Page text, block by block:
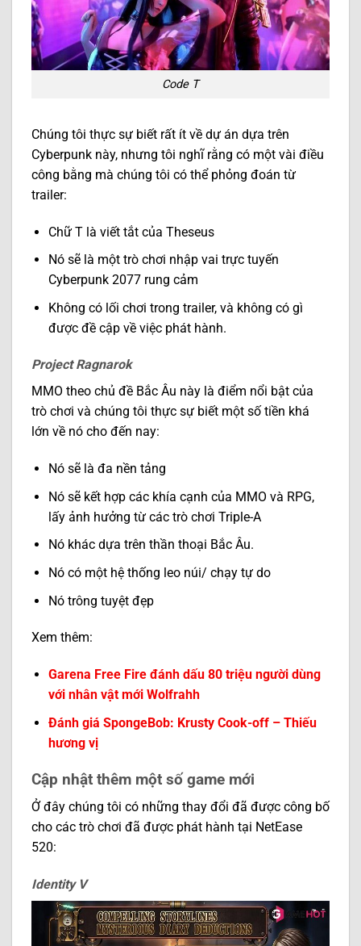
Code T
Chúng tôi thực sự biết rất ít về dự án dựa trên
Cyberpunk này, nhưng tôi nghĩ rằng có một vài điều
công bằng mà chúng tôi có thể phỏng đoán từ
trailer:
Chữ T là viết tắt của Theseus
Nó sẽ là một trò chơi nhập vai trực tuyến
Cyberpunk 2077 rung cảm
Không có lối chơi trong trailer, và không có gì
được đề cập về việc phát hành.
Project Ragnarok
MMO theo chủ đề Bắc Âu này là điểm nổi bật của
trò chơi và chúng tôi thực sự biết một số tiền khá
lớn về nó cho đến nay:
Nó sẽ là đa nền tảng
Nó sẽ kết hợp các khía cạnh của MMO và RPG,
lấy ảnh hưởng từ các trò chơi Triple-A
Nó khác dựa trên thần thoại Bắc Âu.
Nó có một hệ thống leo núi/ chạy tự do
Nó trông tuyệt đẹp
Xem thêm:
Garena Free Fire đánh dấu 80 triệu người dùng
với nhân vật mới Wolfrahh
Đánh giá SpongeBob: Krusty Cook-off – Thiếu
hương vị
Cập nhật thêm một số game mới
Ở đây chúng tôi có những thay đổi đã được công bố
cho các trò chơi đã được phát hành tại NetEase
520:
Identity V